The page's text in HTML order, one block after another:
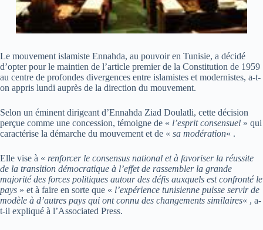
Le mouvement islamiste Ennahda, au pouvoir en Tunisie, a décidé
d’opter pour le maintien de l’article premier de la Constitution de 1959
au centre de profondes divergences entre islamistes et modernistes, a-t-
on appris lundi auprès de la direction du mouvement.
Selon un éminent dirigeant d’Ennahda Ziad Doulatli, cette décision
perçue comme une concession, témoigne de « l’esprit consensuel » qui
caractérise la démarche du mouvement et de « sa modération« .
Elle vise à « renforcer le consensus national et à favoriser la réussite
de la transition démocratique à l’effet de rassembler la grande
majorité des forces politiques autour des défis auxquels est confronté le
pays » et à faire en sorte que « l’expérience tunisienne puisse servir de
modèle à d’autres pays qui ont connu des changements similaires« , a-
t-il expliqué à l’Associated Press.